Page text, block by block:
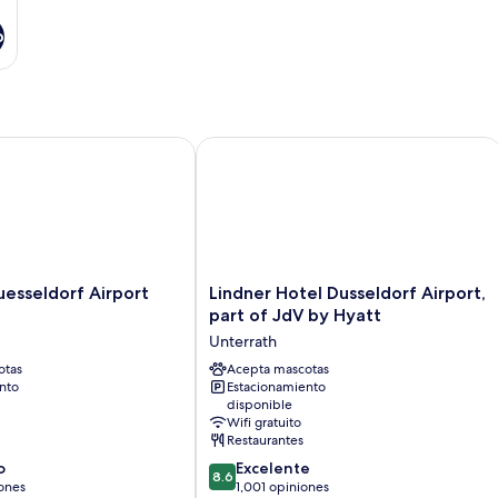
Airport
Airport Hotel
Lindner
Hotel
Dusseldorf
Airport,
part
of
JdV
by
Hyatt
Unterrath
Lindner Hotel Dusseldorf Airport,
part of JdV by Hyatt
Unterrath
Acepta mascotas
Estacionamiento
disponible
Wifi gratuito
Restaurantes
8.6
de
8.6 Excelente
1,001 opiniones
Lindner Hotel Dusseldorf Airport,